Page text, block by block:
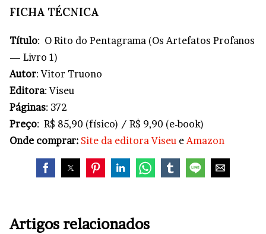
FICHA TÉCNICA
Título: O Rito do Pentagrama (Os Artefatos Profanos
— Livro 1)
Autor: Vitor Truono
Editora: Viseu
Páginas: 372
Preço: R$ 85,90 (físico) / R$ 9,90 (e-book)
Onde comprar: Site da editora Viseu eAmazon
Artigos relacionados